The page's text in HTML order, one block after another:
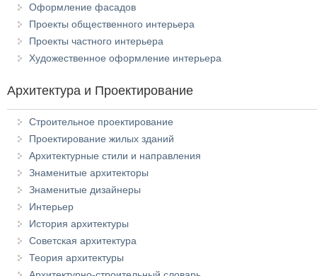
Оформление фасадов
Проекты общественного интерьера
Проекты частного интерьера
Художественное оформление интерьера
Архитектура и Проектирование
Строительное проектирование
Проектирование жилых зданий
Архитектурные стили и направления
Знаменитые архитекторы
Знаменитые дизайнеры
Интерьер
История архитектуры
Советская архитектура
Теория архитектуры